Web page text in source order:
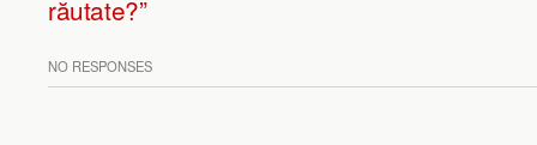
răutate?”
NO RESPONSES